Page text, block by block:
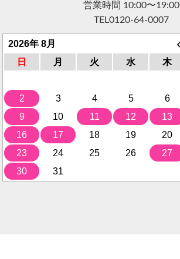
営業時間 10:00〜19:00
TEL0120-64-0007
2026年 8月
日
月 火 水 木
2
3 4 5 6
9
10 11 12 13
16
17 18 19 20
23
24 25 26 27
30
31